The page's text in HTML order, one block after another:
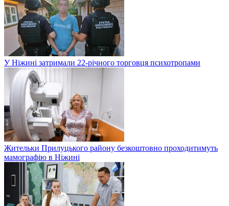
У Ніжині затримали 22-річного торговця психотропами
Жительки Прилуцького району безкоштовно проходитимуть
мамографію в Ніжині